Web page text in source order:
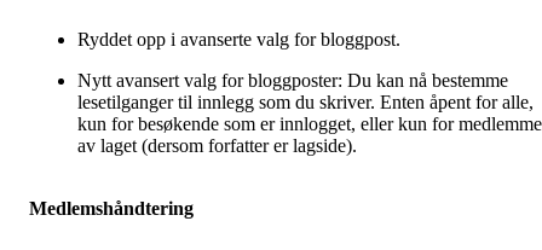
Ryddet opp i avanserte valg for bloggpost.
Nytt avansert valg for bloggposter: Du kan nå bestemme
lesetilganger til innlegg som du skriver. Enten åpent for alle,
kun for besøkende som er innlogget, eller kun for
av laget (dersom forfatter er lagside).
Medlemshåndtering